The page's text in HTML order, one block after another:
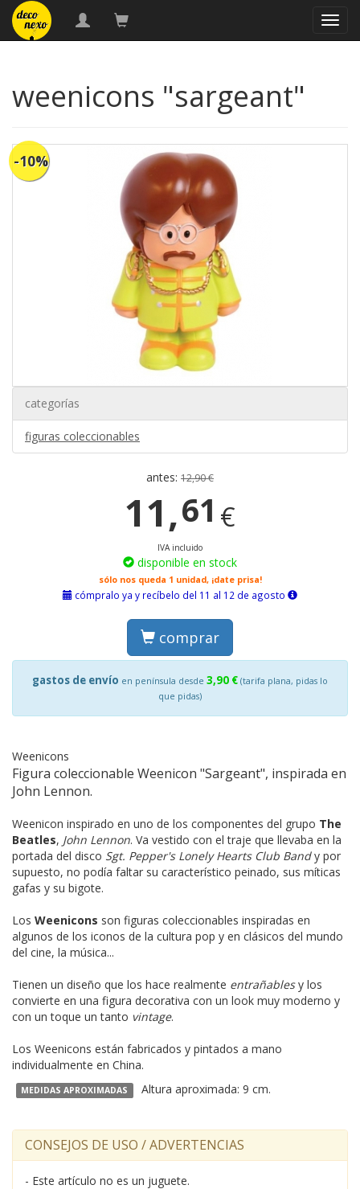
weenicons "sargeant"
-10%
categorías
figuras coleccionables
antes: 12,90 €
11,61 €
IVA incluido
disponible en stock
sólo nos queda 1 unidad, ¡date prisa!
cómpralo ya y recíbelo del 11 al 12 de agosto
comprar
gastos de envío en península desde 3,90 € (tarifa plana, pidas lo
que pidas)
Weenicons
Figura coleccionable Weenicon "Sargeant", inspirada en
John Lennon.
Weenicon inspirado en uno de los componentes del grupo The
Beatles, John Lennon. Va vestido con el traje que llevaba en la
portada del disco Sgt. Pepper's Lonely Hearts Club Bandy por
supuesto, no podía faltar su característico peinado, sus míticas
gafas y su bigote.
Los Weenicons son figuras coleccionables inspiradas en
algunos de los iconos de la cultura pop y en clásicos del mundo
del cine, la música...
Tienen un diseño que los hace realmente entrañablesy los
convierte en una figura decorativa con un look muy moderno y
con un toque un tanto vintage.
Los Weenicons están fabricados y pintados a mano
individualmente en China.
MEDIDAS APROXIMADAS Altura aproximada: 9 cm.
CONSEJOS DE USO / ADVERTENCIAS
- Este artículo no es un juguete.